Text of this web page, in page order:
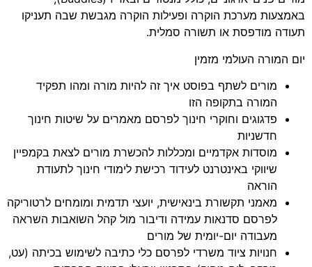
באמצעות מערכת הוקרה ופעילות הוקרה מגבשת שבה תעניקו
תעודה מודפסת או תשורה סמלית.
יום המורה העולמי מזמין
מורים לשתף בפוסט איך זה להיות מורה ומהו תפקיד
המורה בתקופה הזו
פדגוגים וחוקרי חינוך לפרסם מאמרים על שיטות חינוך
חדשניות
מוסדות אקדמיים ומכללות להכשרת מורים לצאת בקמפיין
שיווקי באינטרנט לעידוד רכישת לימודי חינוך לתעודת
הוראה
מאמני תקשורת בינאישית, יועצי תדמית ומומחים לרטוריקה
לפרסם סדנאות עמידה ודיבור מול קהל השואבות השראה
מעבודה יום-יומית של מורים
חנויות ציוד משרדי לפרסם כלי כתיבה לשימוש בכיתה (עט,